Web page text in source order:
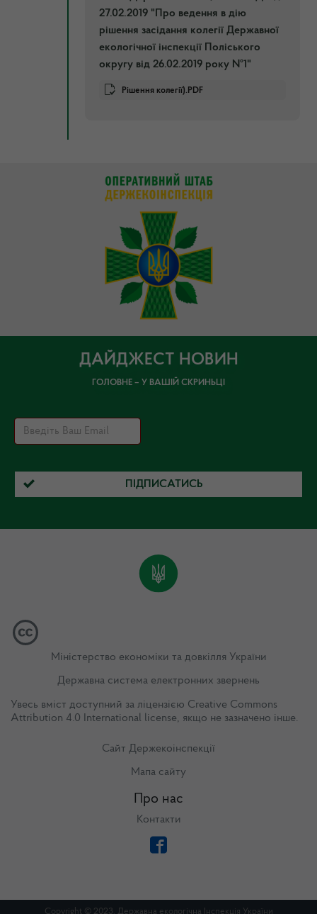
27.02.2019 "Про ведення в дію
рішення засідання колегії Державної
екологічної інспекції Поліського
округу від 26.02.2019 року №1"
Рішення колегії).PDF
ДАЙДЖЕСТ НОВИН
ГОЛОВНЕ – У ВАШІЙ СКРИНЬЦІ
ПІДПИСАТИСЬ
Міністерство економіки та довкілля України
Державна система електронних звернень
Увесь вміст доступний за ліцензією Creative Commons
Attribution 4.0 International license, якщо не зазначено інше.
Сайт Держекоінспекції
Мапа сайту
Про нас
Контакти
Copyright © 2023. Державна екологічна Інспекція України